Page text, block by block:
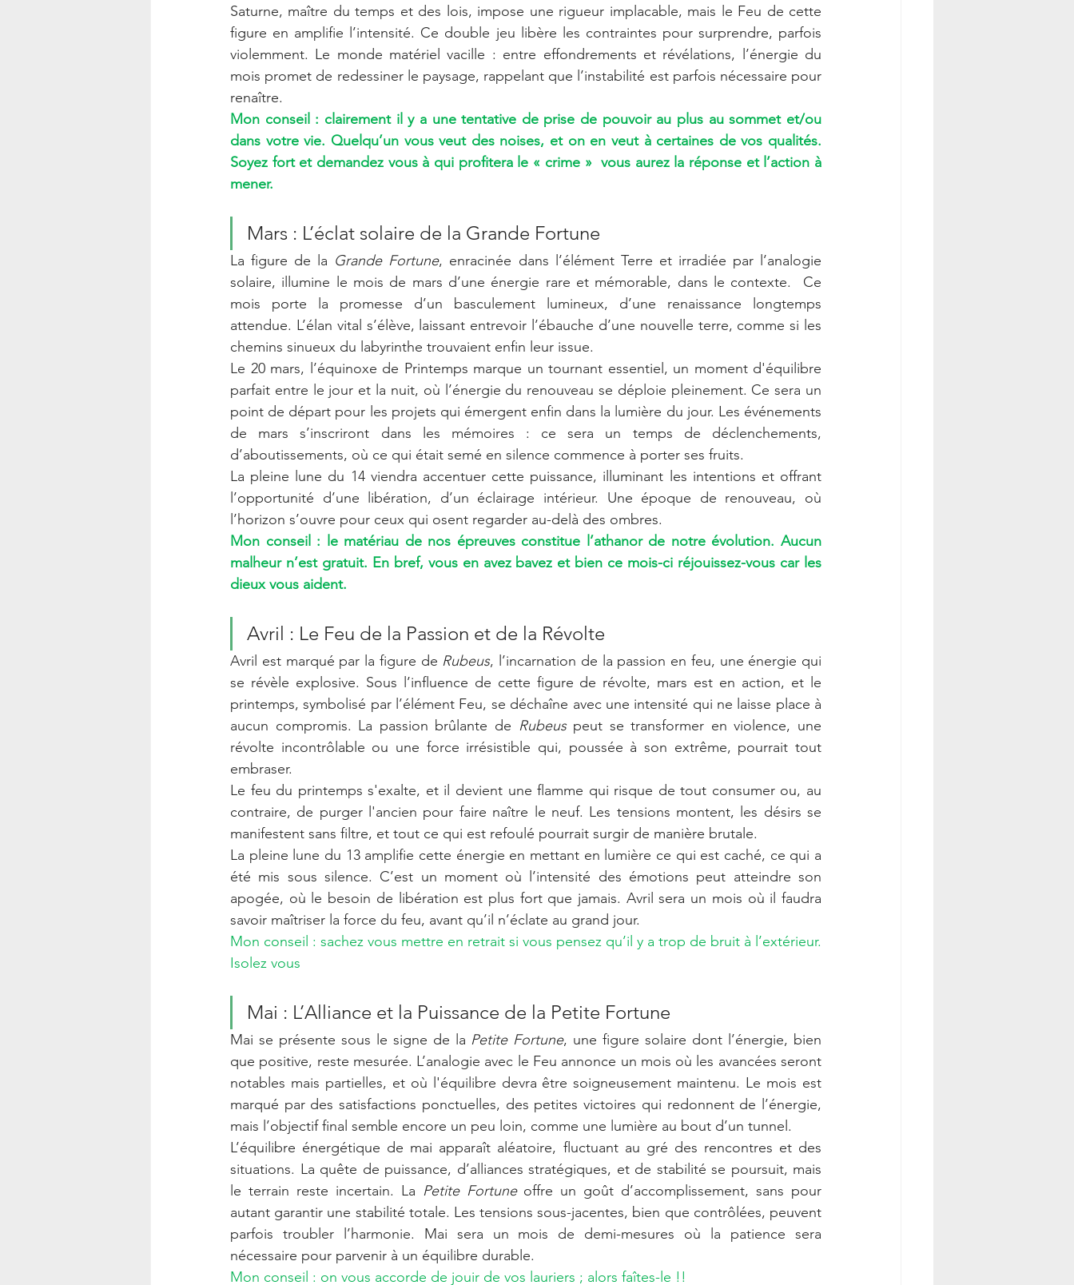
Saturne, maître du temps et des lois, impose une rigueur implacable, mais le Feu de cette
figure en amplifie l’intensité. Ce double jeu libère les contraintes pour surprendre, parfois
violemment. Le monde matériel vacille : entre effondrements et révélations, l’énergie du
mois promet de redessiner le paysage, rappelant que l’instabilité est parfois nécessaire pour
renaître.
Mon conseil : clairement il y a une tentative de prise de pouvoir au plus au sommet et/ou
dans votre vie. Quelqu’un vous veut des noises, et on en veut à certaines de vos qualités.
Soyez fort et demandez vous à qui profitera le « crime »  vous aurez la réponse et l’action à
mener.
Mars : L’éclat solaire de la Grande Fortune
La figure de la Grande Fortune, enracinée dans l’élément Terre et irradiée par l’analogie
solaire, illumine le mois de mars d’une énergie rare et mémorable, dans le contexte.  Ce
mois porte la promesse d’un basculement lumineux, d’une renaissance longtemps
attendue. L’élan vital s’élève, laissant entrevoir l’ébauche d’une nouvelle terre, comme si les
chemins sinueux du labyrinthe trouvaient enfin leur issue.
Le 20 mars, l’équinoxe de Printemps marque un tournant essentiel, un moment d'équilibre
parfait entre le jour et la nuit, où l’énergie du renouveau se déploie pleinement. Ce sera un
point de départ pour les projets qui émergent enfin dans la lumière du jour. Les événements
de mars s’inscriront dans les mémoires : ce sera un temps de déclenchements,
d’aboutissements, où ce qui était semé en silence commence à porter ses fruits.
La pleine lune du 14 viendra accentuer cette puissance, illuminant les intentions et offrant
l’opportunité d’une libération, d’un éclairage intérieur. Une époque de renouveau, où
l’horizon s’ouvre pour ceux qui osent regarder au-delà des ombres.
Mon conseil : le matériau de nos épreuves constitue l’athanor de notre évolution. Aucun
malheur n’est gratuit. En bref, vous en avez bavez et bien ce mois-ci réjouissez-vous car les
dieux vous aident.
Avril : Le Feu de la Passion et de la Révolte
Avril est marqué par la figure de Rubeus, l’incarnation de la passion en feu, une énergie qui
se révèle explosive. Sous l’influence de cette figure de révolte, mars est en action, et le
printemps, symbolisé par l’élément Feu, se déchaîne avec une intensité qui ne laisse place à
aucun compromis. La passion brûlante de Rubeus peut se transformer en violence, une
révolte incontrôlable ou une force irrésistible qui, poussée à son extrême, pourrait tout
embraser.
Le feu du printemps s'exalte, et il devient une flamme qui risque de tout consumer ou, au
contraire, de purger l'ancien pour faire naître le neuf. Les tensions montent, les désirs se
manifestent sans filtre, et tout ce qui est refoulé pourrait surgir de manière brutale.
La pleine lune du 13 amplifie cette énergie en mettant en lumière ce qui est caché, ce qui a
été mis sous silence. C’est un moment où l’intensité des émotions peut atteindre son
apogée, où le besoin de libération est plus fort que jamais. Avril sera un mois où il faudra
savoir maîtriser la force du feu, avant qu’il n’éclate au grand jour.
Mon conseil : sachez vous mettre en retrait si vous pensez qu’il y a trop de bruit à l’extérieur.
Isolez vous
Mai : L’Alliance et la Puissance de la Petite Fortune
Mai se présente sous le signe de la Petite Fortune, une figure solaire dont l’énergie, bien
que positive, reste mesurée. L’analogie avec le Feu annonce un mois où les avancées seront
notables mais partielles, et où l'équilibre devra être soigneusement maintenu. Le mois est
marqué par des satisfactions ponctuelles, des petites victoires qui redonnent de l’énergie,
mais l’objectif final semble encore un peu loin, comme une lumière au bout d’un tunnel.
L’équilibre énergétique de mai apparaît aléatoire, fluctuant au gré des rencontres et des
situations. La quête de puissance, d’alliances stratégiques, et de stabilité se poursuit, mais
le terrain reste incertain. La Petite Fortune offre un goût d’accomplissement, sans pour
autant garantir une stabilité totale. Les tensions sous-jacentes, bien que contrôlées, peuvent
parfois troubler l’harmonie. Mai sera un mois de demi-mesures où la patience sera
nécessaire pour parvenir à un équilibre durable.
Mon conseil : on vous accorde de jouir de vos lauriers ; alors faîtes-le !!